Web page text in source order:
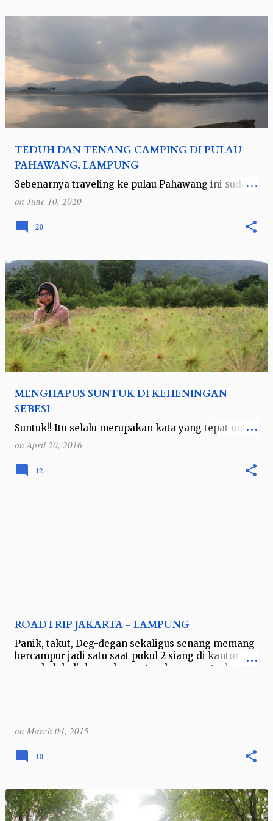
TEDUH DAN TENANG CAMPING DI PULAU
PAHAWANG, LAMPUNG
Sebenarnya traveling ke pulau Pahawang ini sudah
saya lakukan beberapa tahun silam. Namun karena
tingkat kemalasan plus sifat moody yang tidak jelas
juntrungannya, akhirnya baru…
on June 10, 2020
20
MENGHAPUS SUNTUK DI KEHENINGAN
SEBESI
Suntuk!! Itu selalu merupakan kata yang tepat untuk
diucapkan ketika ada teman sekantor yang
bertanya mau kemana dan ngapain traveling ke
suatu tempat. Kata itu juga yang membuat …
onApril 20, 2016
12
ROADTRIP JAKARTA - LAMPUNG
Panik, takut, Deg-degan sekaligus senang memang
bercampur jadi satu saat pukul 2 siang di kantor
saya duduk di depan komputer dan memutuskan
on March 04, 2015
10